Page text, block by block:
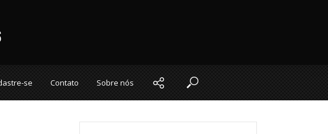
se Contato Sobre nós